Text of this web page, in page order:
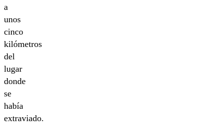
a
unos
cinco
kilómetros
del
lugar
donde
se
había
extraviado.